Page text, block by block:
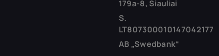
179a-8, Šiauliai
S.
LT807300010147042177
AB „Swedbank“